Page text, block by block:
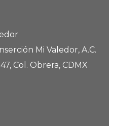
Mi Valedor, A.C.
Col. Obrera, CDMX